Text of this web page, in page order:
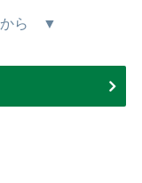
から ▼